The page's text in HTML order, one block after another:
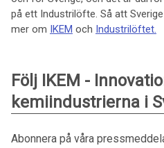
på ett Industrilöfte. Så att
mer om IKEM och Industrilöftet.
Följ IKEM -
kemiindustrierna i
Abonnera på våra